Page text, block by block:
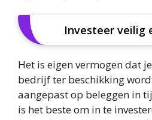
Investeer veilig
Het is eigen vermogen dat
bedrijf ter beschikking
aangepast op beleggen in
is het beste om in te